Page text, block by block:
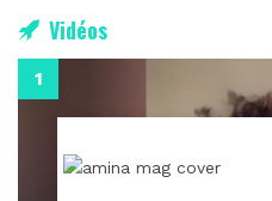
Vidéos